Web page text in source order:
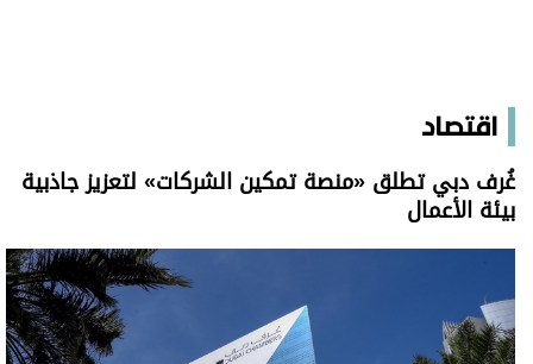
اقتصاد
غُرف دبي تطلق «منصة تمكين الشركات» لتعزيز جاذبية
بيئة الأعمال